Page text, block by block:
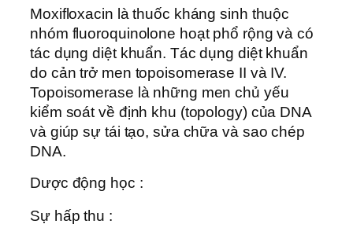
Moxifloxacin là thuốc kháng sinh thuộc
nhóm fluoroquinolone hoạt phổ rộng và có
tác dụng diệt khuẩn. Tác dụng diệt khuẩn
do cản trở men topoisomerase II và IV.
Topoisomerase là những men chủ yếu
kiểm soát về định khu (topology) của DNA
và giúp sự tái tạo, sửa chữa và sao chép
DNA.
Dược động học :
Sự hấp thu :